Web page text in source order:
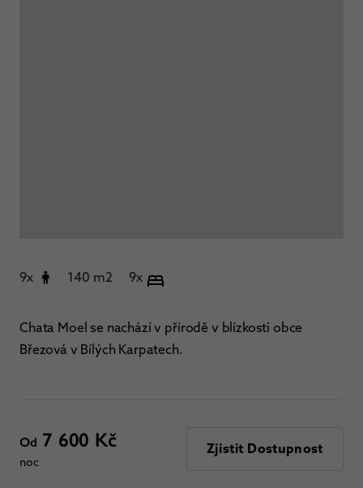
9x 140 m2 9x
Chata Moel se nachází v přírodě v blízkosti obce
Březová v Bílých Karpatech.
Od 7 600 Kč
noc
Zjistit Dostupnost